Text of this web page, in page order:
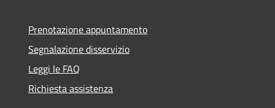
Prenotazione appuntamento
Segnalazione disservizio
Leggi le FAQ
Richiesta assistenza